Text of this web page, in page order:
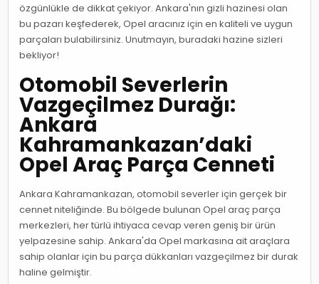
özgünlükle de dikkat çekiyor. Ankara'nın gizli hazinesi olan
bu pazarı keşfederek, Opel aracınız için en kaliteli ve uygun
parçaları bulabilirsiniz. Unutmayın, buradaki hazine sizleri
bekliyor!
Otomobil Severlerin
Vazgeçilmez Durağı:
Ankara
Kahramankazan’daki
Opel Araç Parça Cenneti
Ankara Kahramankazan, otomobil severler için gerçek bir
cennet niteliğinde. Bu bölgede bulunan Opel araç parça
merkezleri, her türlü ihtiyaca cevap veren geniş bir ürün
yelpazesine sahip. Ankara'da Opel markasına ait araçlara
sahip olanlar için bu parça dükkanları vazgeçilmez bir durak
haline gelmiştir.